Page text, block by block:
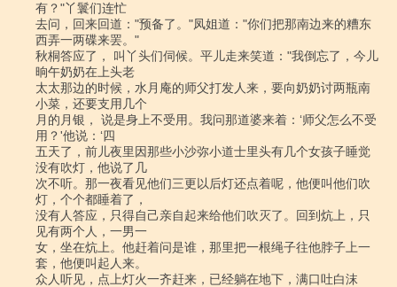
有？"丫鬟们连忙
去问，回来回道："预备了。"凤姐道："你们把那南边来的糟东
西弄一两碟来罢。"
秋桐答应了， 叫丫头们伺候。平儿走来笑道："我倒忘了，今儿
晌午奶奶在上头老
太太那边的时候，水月庵的师父打发人来，要向奶奶讨两瓶南
小菜，还要支用几个
月的月银， 说是身上不受用。我问那道婆来着：‘师父怎么不受
用？'他说：‘四
五天了，前儿夜里因那些小沙弥小道士里头有几个女孩子睡觉
没有吹灯，他说了几
次不听。那一夜看见他们三更以后灯还点着呢，他便叫他们吹
灯，个个都睡着了，
没有人答应，只得自己亲自起来给他们吹灭了。回到炕上，只
见有两个人，一男一
女，坐在炕上。他赶着问是谁，那里把一根绳子往他脖子上一
套，他便叫起人来。
众人听见，点上灯火一齐赶来，已经躺在地下，满口吐白沫